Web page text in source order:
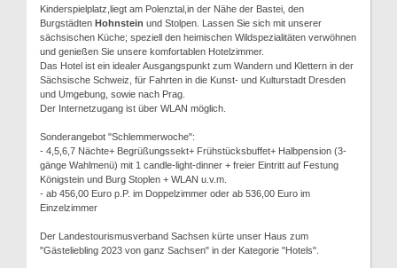
Kinderspielplatz,liegt am Polenztal,in der Nähe der Bastei, den
Burgstädten Hohnstein und Stolpen. Lassen Sie sich mit unserer
sächsischen Küche; speziell den heimischen Wildspezialitäten verwöhnen
und genießen Sie unsere komfortablen Hotelzimmer.
Das Hotel ist ein idealer Ausgangspunkt zum Wandern und Klettern in der
Sächsische Schweiz, für Fahrten in die Kunst- und Kulturstadt Dresden
und Umgebung, sowie nach Prag.
Der Internetzugang ist über WLAN möglich.
Sonderangebot "Schlemmerwoche":
- 4,5,6,7 Nächte+ Begrüßungssekt+ Frühstücksbuffet+ Halbpension (3-
gänge Wahlmenü) mit 1 candle-light-dinner + freier Eintritt auf Festung
Königstein und Burg Stoplen + WLAN u.v.m.
- ab 456,00 Euro p.P. im Doppelzimmer oder ab 536,00 Euro im
Einzelzimmer
Der Landestourismusverband Sachsen kürte unser Haus zum
"Gästeliebling 2023 von ganz Sachsen" in der Kategorie "Hotels".